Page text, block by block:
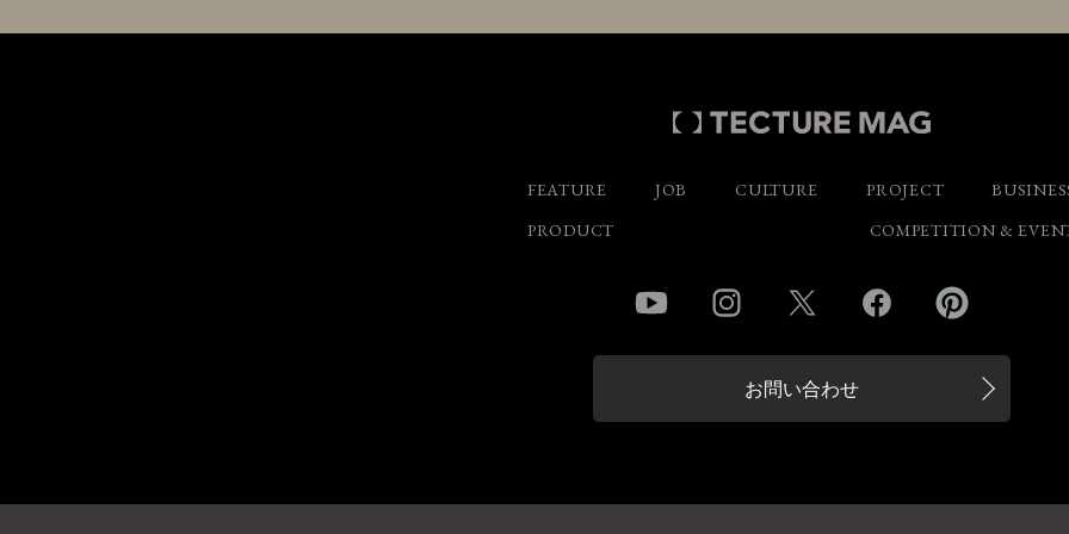
FEATURE JOB CULTURE PROJECT
PRODUCT
COMPETITION &
YouTube Instagram Twitter Facebook
お問い合わせ